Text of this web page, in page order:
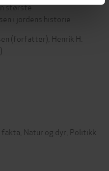
største
i jordens historie
(forfatter), Henrik H.
fakta Natur og dyr Politikk